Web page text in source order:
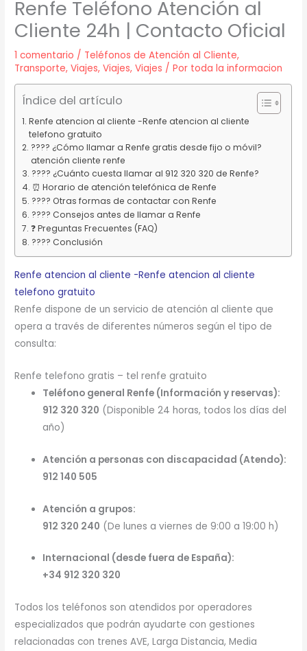
Renfe Teléfono Atención al
Cliente 24h | Contacto Oficial
1 comentario / Teléfonos de Atención al Cliente,
Transporte,Viajes,Viajes,Viajes / Por toda la informacion
Índice del artículo
Renfe atencion al cliente -Renfe atencion al cliente
telefono gratuito
???? ¿Cómo llamar a Renfe gratis desde fijo o móvil?
atención cliente renfe
???? ¿Cuánto cuesta llamar al 912 320 320 de Renfe?
⏰ Horario de atención telefónica de Renfe
???? Otras formas de contactar con Renfe
???? Consejos antes de llamar a Renfe
❓ Preguntas Frecuentes (FAQ)
???? Conclusión
Renfe atencion al cliente -Renfe atencion al cliente
telefono gratuito
Renfe dispone de un servicio de atención al cliente que
opera a través de diferentes números según el tipo de
consulta:
Renfe telefono gratis – tel renfe gratuito
Teléfono general Renfe (Información y reservas):
912 320 320 (Disponible 24 horas, todos los días del
año)
Atención a personas con discapacidad (Atendo):
912 140 505
Atención a grupos:
912 320 240 (De lunes a viernes de 9:00 a 19:00 h)
Internacional (desde fuera de España):
+34 912 320 320
Todos los teléfonos son atendidos por operadores
especializados que podrán ayudarte con gestiones
relacionadas con trenes AVE, Larga Distancia, Media